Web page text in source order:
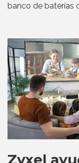
banco de baterías